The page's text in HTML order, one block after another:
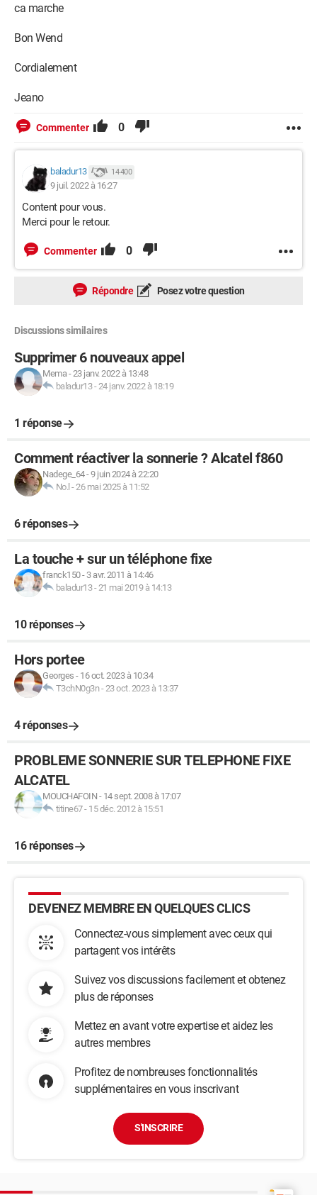
ca marche
Bon Wend
Cordialement
Jeano
Commenter 0
baladur13 14 400
9 juil. 2022 à 16:27
Content pour vous.
Merci pour le retour.
Commenter 0
Répondre Posez votre question
Discussions similaires
Supprimer 6 nouveaux appel
Mema-23 janv. 2022 à 13:48
baladur13-24 janv. 2022 à 18:19
1 réponse
Comment réactiver la sonnerie ? Alcatel f860
Nadege_64-9 juin 2024 à 22:20
No.l -26 mai 2025 à 11:52
6 réponses
La touche + sur un téléphone fixe
franck150- 3 avr. 2011 à 14:46
baladur13-21 mai 2019 à 14:13
10 réponses
Hors portee
Georges - 16 oct. 2023 à 10:34
T3chN0g3n-23 oct. 2023 à 13:37
4 réponses
PROBLEME SONNERIE SUR TELEPHONE FIXE
ALCATEL
MOUCHAFOIN - 14 sept. 2008 à 17:07
titine67- 15 déc. 2012 à 15:51
16 réponses
DEVENEZ MEMBRE EN QUELQUES CLICS
Connectez-vous simplement avec ceux qui
partagent vos intérêts
Suivez vos discussions facilement et obtenez
plus de réponses
Mettez en avant votre expertise et aidez les
autres membres
Profitez de nombreuses fonctionnalités
supplémentaires en vous inscrivant
S'INSCRIRE